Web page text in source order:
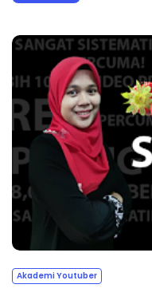
Akademi Youtuber